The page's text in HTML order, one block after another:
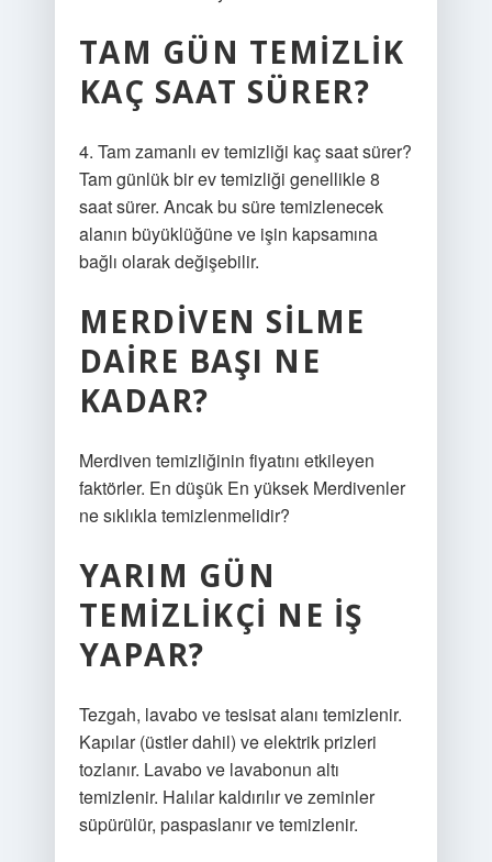
TAM GÜN TEMIZLIK
KAÇ SAAT SÜRER?
4. Tam zamanlı ev temizliği kaç saat sürer?
Tam günlük bir ev temizliği genellikle 8
saat sürer. Ancak bu süre temizlenecek
alanın büyüklüğüne ve işin kapsamına
bağlı olarak değişebilir.
MERDIVEN SILME
DAIRE BAŞI NE
KADAR?
Merdiven temizliğinin fiyatını etkileyen
faktörler. En düşük En yüksek Merdivenler
ne sıklıkla temizlenmelidir?
YARIM GÜN
TEMIZLIKÇI NE IŞ
YAPAR?
Tezgah, lavabo ve tesisat alanı temizlenir.
Kapılar (üstler dahil) ve elektrik prizleri
tozlanır. Lavabo ve lavabonun altı
temizlenir. Halılar kaldırılır ve zeminler
süpürülür, paspaslanır ve temizlenir.